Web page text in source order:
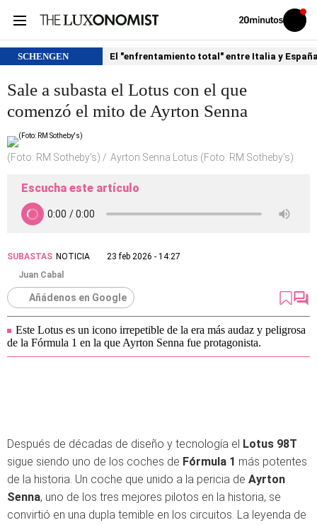
Volver
Iniciar
sesión
SCHENGEN El "enfrentamiento total" entre Italia y
Sale a subasta el Lotus con el que
comenzó el mito de Ayrton Senna
(Foto: RM Sotheby's) Ayrton Senna Lotus (Foto: RM Sotheby's)
Escucha este artículo
SUBASTAS NOTICIA
23 feb 2026 - 14:27
Juan Cabal
Añádenos en Google
Este Lotus es un icono irrepetible de la era más audaz y peligrosa
de la Fórmula 1 en la que Ayrton Senna fue protagonista.
Después de décadas de diseño y tecnología el Lotus 98T
sigue siendo uno de los coches de Fórmula 1 más potentes
de la historia. Un coche que unido a la pericia de Ayrton
Senna, uno de los tres mejores pilotos en la historia, se
convirtió en una dupla temible en los circuitos. La leyenda de